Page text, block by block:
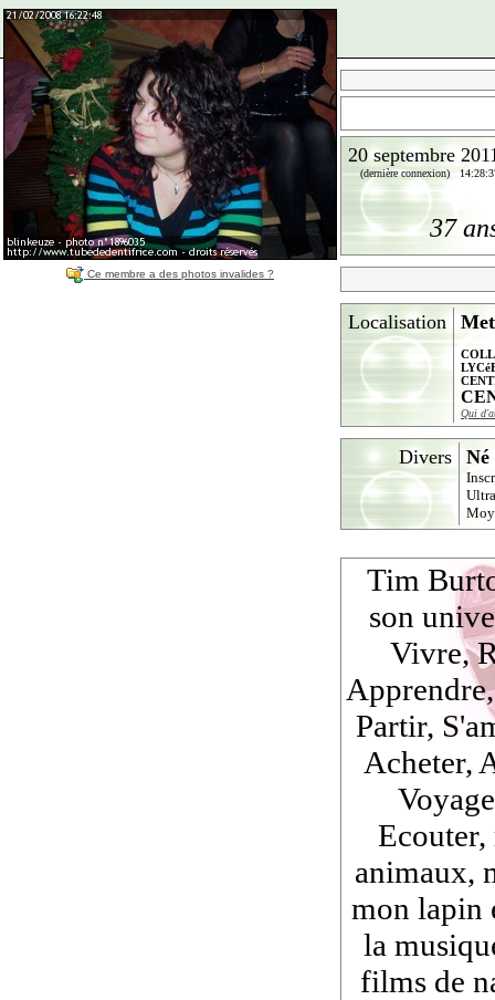
Ce membre a des photos invalides ?
20 septembre
(dernière connexion)
37
Localisation
Qui
Divers Né
Tim
son
Vivre,
Partir,
Acheter,
Ecouter,
animaux,
mon lapin
la
films de